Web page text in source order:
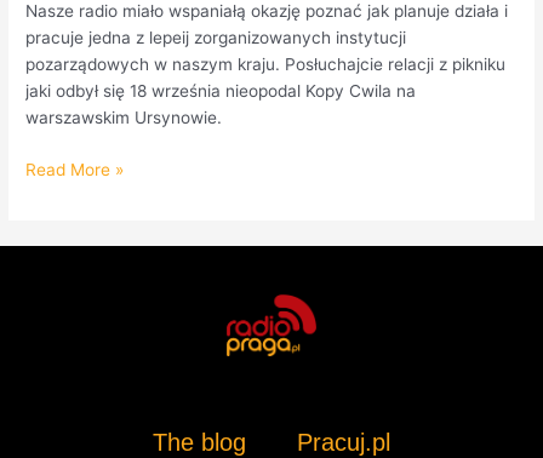
Nasze radio miało wspaniałą okazję poznać jak planuje działa i
pracuje jedna z lepeij zorganizowanych instytucji
pozarządowych w naszym kraju. Posłuchajcie relacji z pikniku
jaki odbył się 18 września nieopodal Kopy Cwila na
warszawskim Ursynowie.
Read More »
The blog Pracuj.pl